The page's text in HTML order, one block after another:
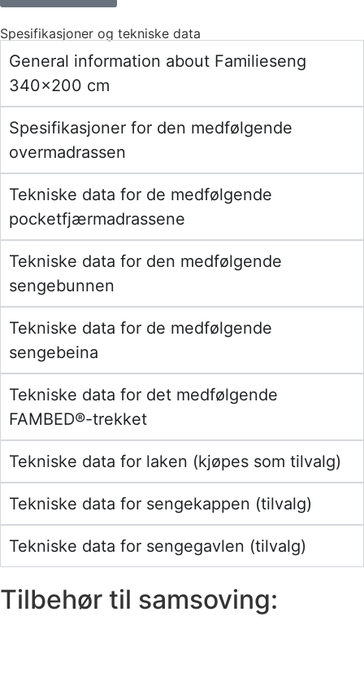
Spesifikasjoner og tekniske data
General information about Familieseng
340×200 cm
Spesifikasjoner for den medfølgende
overmadrassen
Tekniske data for de medfølgende
pocketfjærmadrassene
Tekniske data for den medfølgende
sengebunnen
Tekniske data for de medfølgende
sengebeina
Tekniske data for det medfølgende
FAMBED®-trekket
Tekniske data for laken (kjøpes som tilvalg)
Tekniske data for sengekappen (tilvalg)
Tekniske data for sengegavlen (tilvalg)
Tilbehør til samsoving: